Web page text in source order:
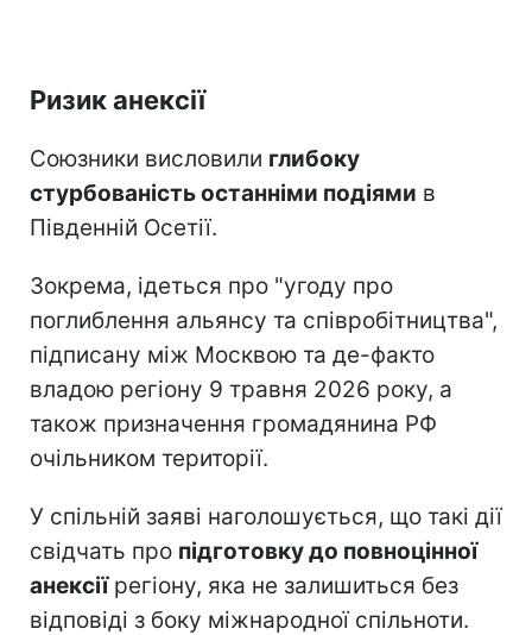
Ризик анексії
Союзники висловили глибоку
стурбованість останніми подіями в
Південній Осетії.
Зокрема, ідеться про "угоду про
поглиблення альянсу та співробітництва",
підписану між Москвою та де-факто
владою регіону 9 травня 2026 року, а
також призначення громадянина РФ
очільником території.
У спільній заяві наголошується, що такі дії
свідчать про підготовку до повноцінної
анексіїрегіону, яка не залишиться без
відповіді з боку міжнародної спільноти.